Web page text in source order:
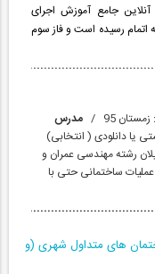
فیلم فاز 2 از دوره آنلاین جامع آموزش اجرای
متداول شهریست که فاز 1و 2 آن به اتمام رسیده است و فاز سوم
زمستان 95 /
مدرس
یا دانلودی ( انتخابی)
رشته مهندسی عمران و
ساختمانی حتی با
های متداول شهری (و